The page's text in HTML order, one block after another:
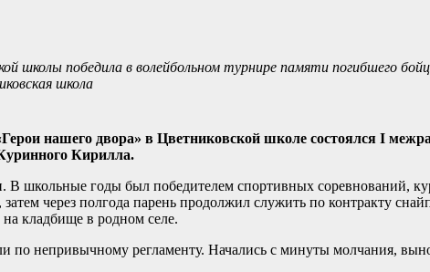
школы победила в волейбольном турнире памяти погибшего
школа
нашего двора» в Цветниковской школе состоялся I
Кирилла.
В школьные годы был победителем спортивных соревнований,
через полгода парень продолжил служить по контракту
кладбище в родном селе.
по непривычному регламенту. Начались с минуты молчания,